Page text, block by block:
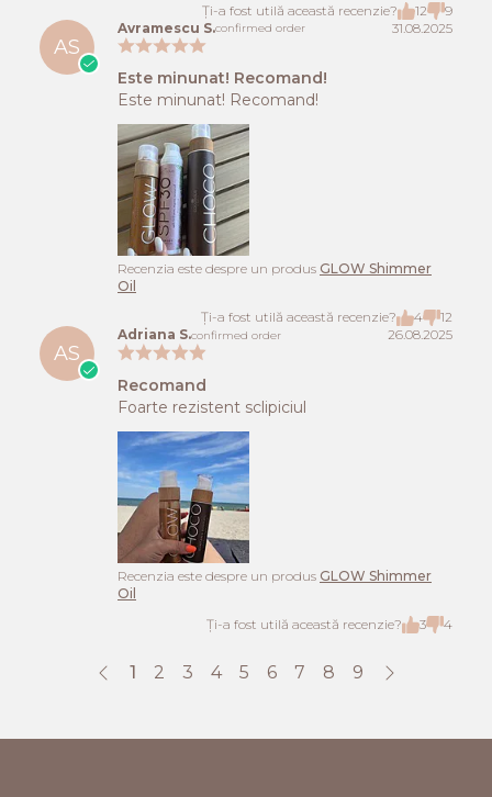
Ți-a fost utilă această recenzie?
12 9
AS
Avramescu S.confirmed order 31.08.2025
Este minunat! Recomand!
Este minunat! Recomand!
Recenzia este despre un produs GLOW Shimmer
Oil
Ți-a fost utilă această recenzie?
4 12
AS
Adriana S.confirmed order 26.08.2025
Recomand
Foarte rezistent sclipiciul
Recenzia este despre un produs GLOW Shimmer
Oil
Ți-a fost utilă această recenzie?
3 4
1 2 3 4 5 6 7 8 9